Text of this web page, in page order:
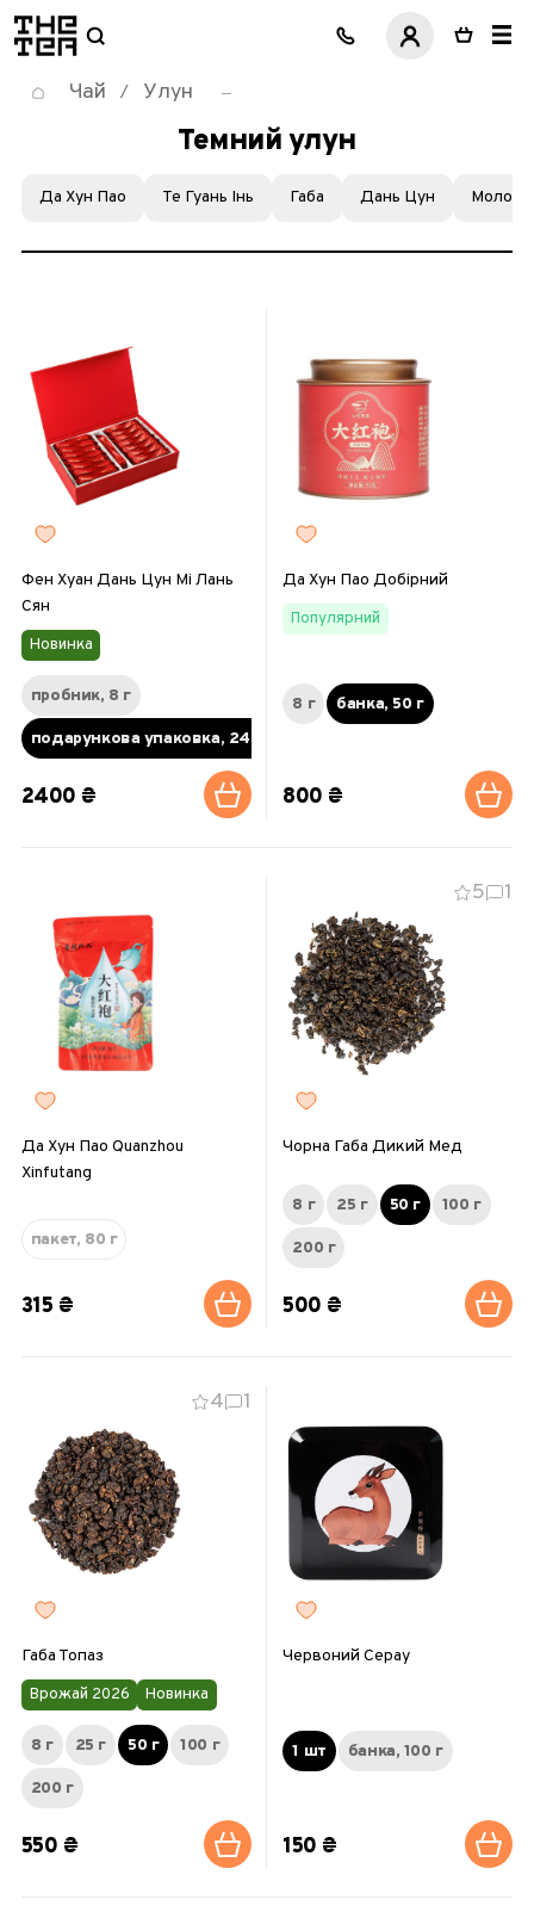
логотип
Чай / Улун
Темний улун
Да Хун Пао Те Гуань Інь Габа Дань Цун
Фен Хуан Дань Цун Мі Лань
Сян
Новинка
пробник, 8 г
подарункова упаковка, 240 г
2400 ₴
Да Хун Пао Добірний
Популярний
8 г банка, 50 г
800 ₴
Да Хун Пао Quanzhou
Xinfutang
пакет, 80 г
315 ₴
5 1
Чорна Габа Дикий Мед
8 г 25 г 50 г 100 г
200 г
500 ₴
4 1
Габа Топаз
Врожай 2026
Новинка
8 г 25 г 50 г 100 г
200 г
550 ₴
Червоний Серау
1 шт банка, 100 г
150 ₴